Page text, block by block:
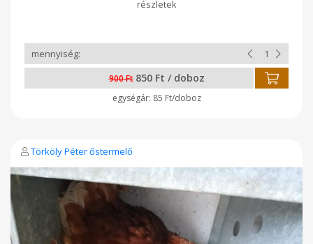
900 Ft 850 Ft / doboz
85 Ft/doboz
Törköly Péter őstermelő